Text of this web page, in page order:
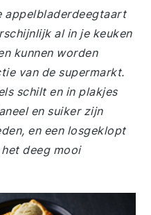
appelbladerdeegtaart
al in je keuken
kunnen worden
van de supermarkt.
schilt en in plakjes
en suiker zijn
en een losgeklopt
deeg mooi